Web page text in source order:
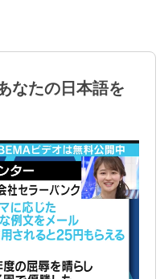
なたの日本語を